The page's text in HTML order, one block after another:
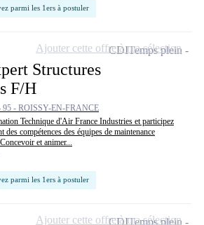
parmi les 1ers à postuler
Structures
F/H
95 - ROISSY-EN-FRANCE
Technique d'Air France Industries et participez
des compétences des équipes de maintenance
et animer...
parmi les 1ers à postuler
CDITemps plein
Ajouter cette offre à ma sélection
CDITemps plein
Ajouter cette offre à ma sélection